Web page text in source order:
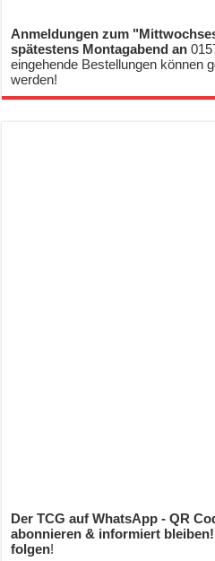
Anmeldungen zum
spätestens Montagabend an
eingehende Bestellungen können
werden!
Der TCG auf WhatsApp - QR
abonnieren & informiert
folgen!